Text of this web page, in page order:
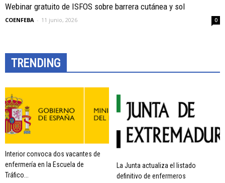
Webinar gratuito de ISFOS sobre barrera cutánea y sol
COENFEBA - 11 junio, 2026 0
TRENDING
Interior convoca dos vacantes de
enfermería en la Escuela de
Tráfico...
La Junta actualiza el listado
definitivo de enfermeros